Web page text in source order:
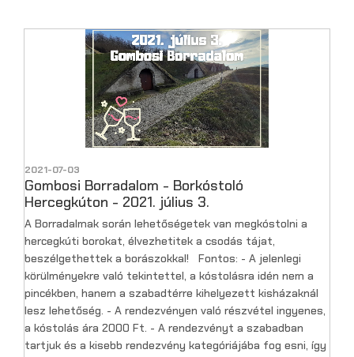
2021-07-03
Gombosi Borradalom - Borkóstoló
Hercegkúton - 2021. július 3.
A Borradalmak során lehetőségetek van megkóstolni a
hercegkúti borokat, élvezhetitek a csodás tájat,
beszélgethettek a borászokkal! Fontos: - A jelenlegi
körülményekre való tekintettel, a kóstolásra idén nem a
pincékben, hanem a szabadtérre kihelyezett kisházaknál
lesz lehetőség. - A rendezvényen való részvétel ingyenes,
a kóstolás ára 2000 Ft. - A rendezvényt a szabadban
tartjuk és a kisebb rendezvény kategóriájába fog esni, így